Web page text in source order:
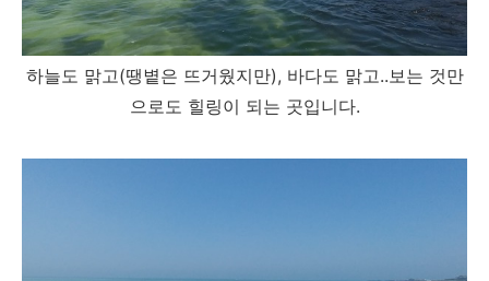
하늘도 맑고(땡볕은 뜨거웠지만), 바다도 맑고..보는 것만
으로도 힐링이 되는 곳입니다.